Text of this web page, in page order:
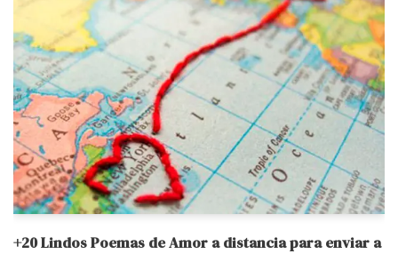
+20 Lindos Poemas de Amor a distancia para enviar a